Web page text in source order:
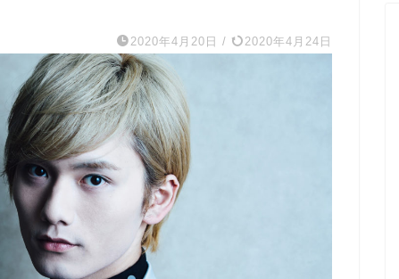
2020年4月20日 / 2020年4月24日